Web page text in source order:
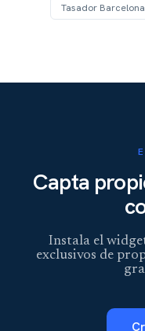
Tasador Barcelona
Capta
Instala el
exclusivos de